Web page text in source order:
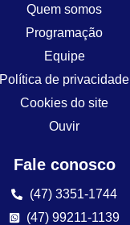
Quem somos
Programação
Equipe
Política de privacidade
Cookies do site
Ouvir
Fale conosco
(47) 3351-1744
(47) 99211-1139